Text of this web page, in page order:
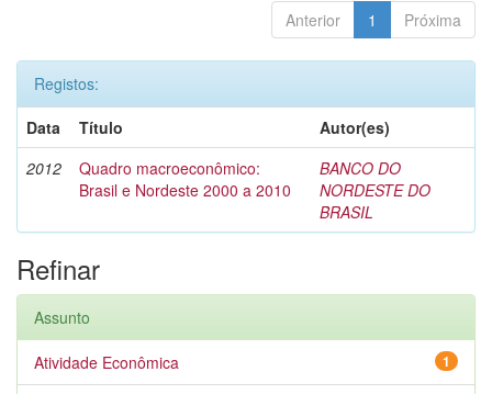
Anterior 1 Próxima
Registos:
Data
Título
Autor(es)
2012
Quadro macroeconômico:
Brasil e Nordeste 2000 a 2010
BANCO DO
NORDESTE DO
BRASIL
Refinar
Assunto
1
Atividade Econômica